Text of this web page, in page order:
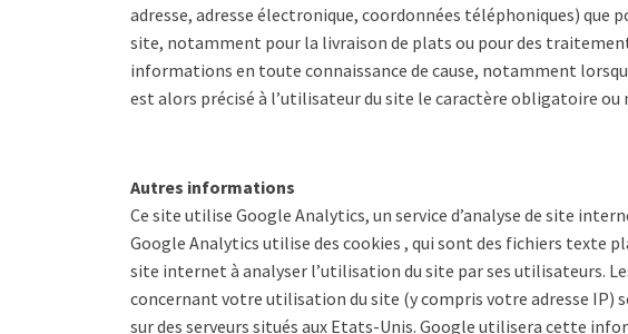
adresse, adresse électronique, coordonnées téléphoniques) que
site, notamment pour la livraison de plats ou pour des
informations en toute connaissance de cause, notamment
est alors précisé à l’utilisateur du site le caractère obligatoire
Autres informations
Ce site utilise Google Analytics, un service d’analyse de site
Google Analytics utilise des cookies , qui sont des fichiers texte
site internet à analyser l’utilisation du site par ses utilisateurs.
concernant votre utilisation du site (y compris votre adresse IP)
sur des serveurs situés aux Etats-Unis. Google utilisera cette